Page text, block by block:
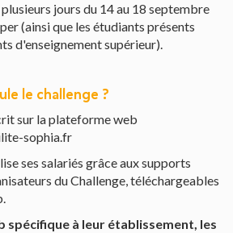
jours du 14 au 18 septembre
(ainsi que les étudiants présents
d'enseignement supérieur).
le challenge ?
sur la plateforme web
sophia.fr
ses salariés grâce aux supports
du Challenge, téléchargeables
spécifique à leur établissement, les